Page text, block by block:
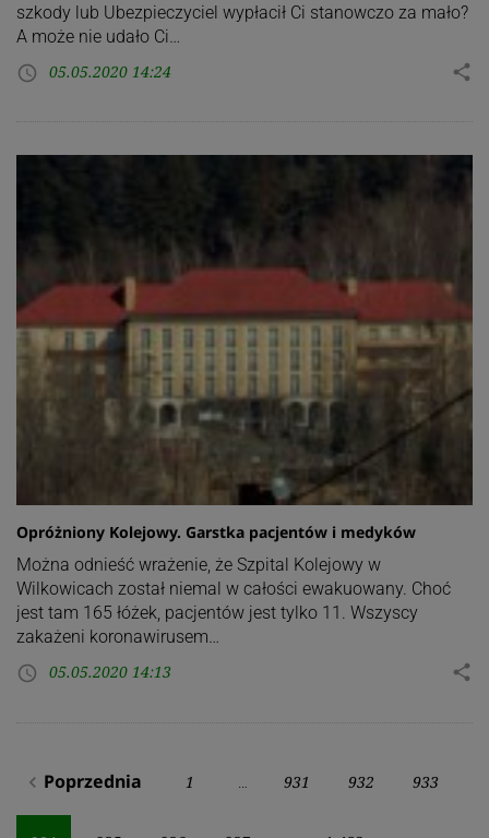
szkody lub Ubezpieczyciel wypłacił Ci stanowczo za mało?
A może nie udało Ci…
access_time 05.05.2020 14:24 share
Opróżniony Kolejowy. Garstka pacjentów i medyków
Można odnieść wrażenie, że Szpital Kolejowy w
Wilkowicach został niemal w całości ewakuowany. Choć
jest tam 165 łóżek, pacjentów jest tylko 11. Wszyscy
zakażeni koronawirusem…
access_time 05.05.2020 14:13 share
Stronicowanie
wpisów
navigate_before Poprzednia 1 931 932 933